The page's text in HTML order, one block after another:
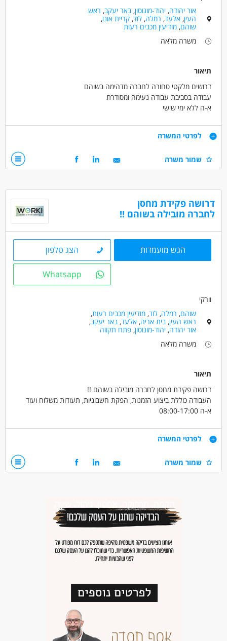
אור יהודה,יהוד-מונוסון,באר יעקב, ראש
העין,אלעד, רמלה,לוד,קריית אונו,
שוהם,מודיעין מכבים רעות
משרה מלאה
תיאור
דרושים מלקטי סחורה לחברה מדהימה בשוהם
עבודה בסביבת עבודה נעימה ומסודרת
א-ה ללא ימי שישי
שכר 42 ש"ח +פרמיות על ליקוט +900 ש"ח סיבוס כל חודש (אפשר
לשמור את הכסף למשכורת ) +החזר נסיעות +קליטה ישירה לחברה
דרישות
מחסנים ולוגיסטיקה - מחסנאות ואחסון
מחסנים ולוגיסטיקה - מלקטים
כללי /ללא הכשרה - עובד/ת כללי
מאפייני משרה
משרה מלאה
עבודת משמרות עבודה לפי שעות
לפרטי המשרה
שמור משרה
דרושה פקידת מחסן
לחברה מובילה בשוהם !!
הגש מועמדות הצג טלפון
Whatsapp
וורקי
שוהם, רמלה,לוד,מודיעין מכבים רעות,
ראש העין,בית אריה,אלעד,באר יעקב,
אור יהודה,יהוד-מונוסון,פתח תקווה
משרה מלאה
תיאור
דרושה פקידת מחסן לחברה מובילה בשוהם !!
העבודה כוללת ביצוע הזמנות, הפקת חשבוניות, תעודות משלוח ועוד
א-ה 08:00-17:00
דרישות
ניסיון זהה חובה והגעה עצמאית לשוהם חובה
אדמיניסטרציה ומזכירות - פקיד/ה
מחסנים ולוגיסטיקה - פקיד/ת מחסן
מחסנים ולוגיסטיקה - תפי
לפרטי המשרה
שמור משרה